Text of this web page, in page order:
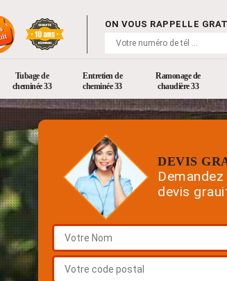
ON VOUS RAPPELLE
Tubage de
cheminée 33
Entretien de
cheminée 33
Ramonage de
chaudière 33
DEVIS
devis